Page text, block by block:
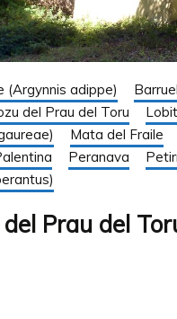
(Argynnis adippe)
del Prau del Toru
Mata del Fraile
Peranava
Prau del